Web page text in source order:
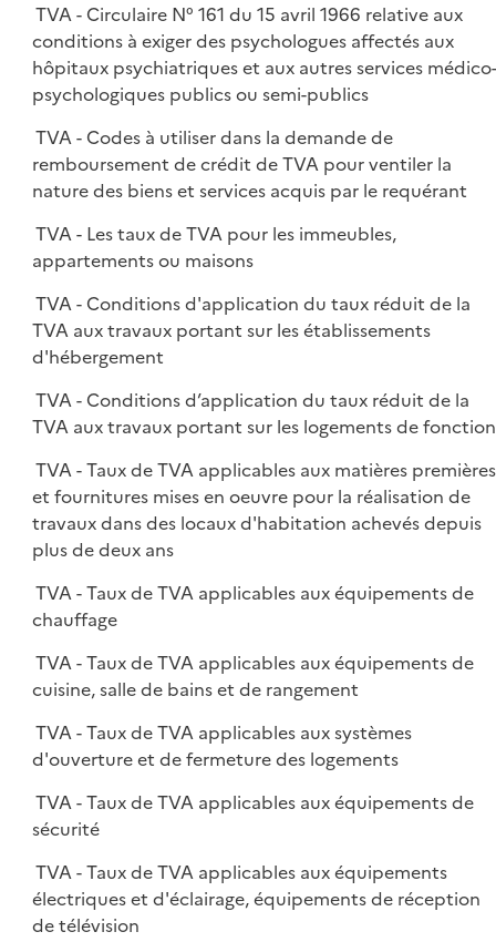
TVA - Circulaire N° 161 du 15 avril 1966 relative aux
conditions à exiger des psychologues affectés aux
hôpitaux psychiatriques et aux autres services médico-
psychologiques publics ou semi-publics
TVA - Codes à utiliser dans la demande de
remboursement de crédit de TVA pour ventiler la
nature des biens et services acquis par le requérant
TVA - Les taux de TVA pour les immeubles,
appartements ou maisons
TVA - Conditions d'application du taux réduit de la
TVA aux travaux portant sur les établissements
d'hébergement
TVA - Conditions d’application du taux réduit de la
TVA aux travaux portant sur les logements de fonction
TVA - Taux de TVA applicables aux matières premières
et fournitures mises en oeuvre pour la réalisation de
travaux dans des locaux d'habitation achevés depuis
plus de deux ans
TVA - Taux de TVA applicables aux équipements de
chauffage
TVA - Taux de TVA applicables aux équipements de
cuisine, salle de bains et de rangement
TVA - Taux de TVA applicables aux systèmes
d'ouverture et de fermeture des logements
TVA - Taux de TVA applicables aux équipements de
sécurité
TVA - Taux de TVA applicables aux équipements
électriques et d'éclairage, équipements de réception
de télévision